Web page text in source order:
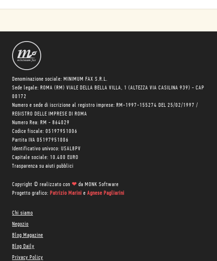
Denominazione sociale: MINIMUM FAX S.R.L.
Sede legale: ROMA (RM) VIALE DELLA BELLA VILLA, 1 (ALTEZZA VIA CASILINA 939) - CAP
00172
Numero e sede di iscrizione al registro imprese: RM-1997-155274 DEL 25/02/1997 /
REGISTRO DELLE IMPRESE DI ROMA
Numero Rea: RM - 864029
Codice fiscale: 05197951006
Partita IVA 05197951006
Identificativo univoco: USAL8PV
Capitale sociale: 10.400 EURO
Trasparenza su aiuti pubblici
Copyright © realizzato con ❤ da MONK Software
Progetto grafico: Patrizio Marini e Agnese Pagliarini
Chi siamo
Negozio
Blog Magazine
Blog Daily
Privacy Policy